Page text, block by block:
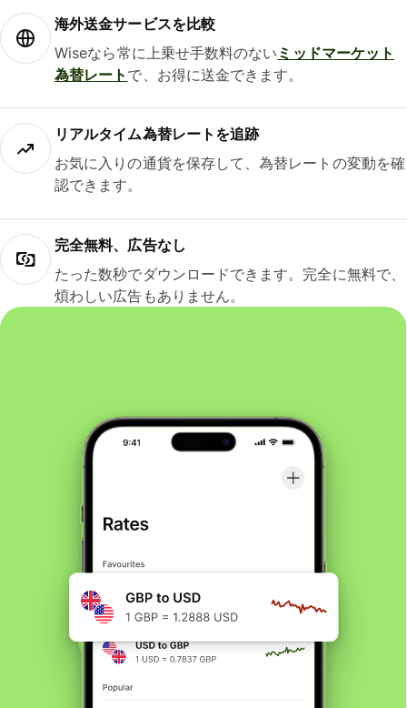
海外送金サービスを比較
Wiseなら常に上乗せ手数料のない ミッドマーケット
為替レート で、お得に送金できます。
リアルタイム為替レートを追跡
お気に入りの通貨を保存して、為替レートの変動を確
認できます。
完全無料、広告なし
たった数秒でダウンロードできます。完全に無料で、
煩わしい広告もありません。